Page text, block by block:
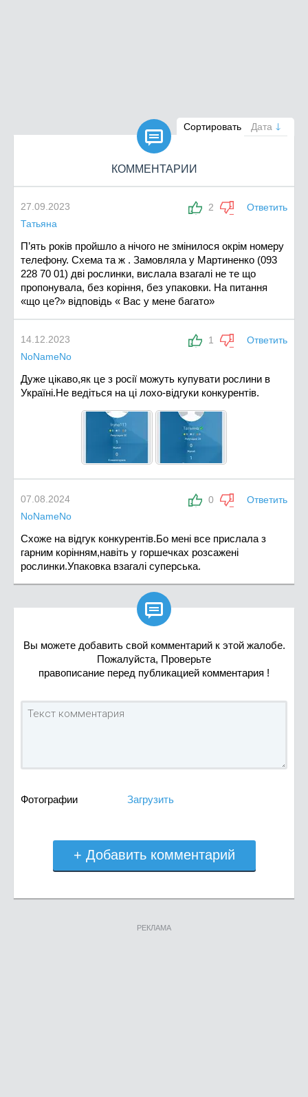
Сортировать Дата

КОММЕНТАРИИ
2 Ответить
27.09.2023
Татьяна
П’ять років пройшло а нічого не змінилося окрім номеру
телефону. Схема та ж . Замовляла у Мартиненко (093
228 70 01) дві рослинки, вислала взагалі не те що
пропонувала, без коріння, без упаковки. На питання
«що це?» відповідь « Вас у мене багато»
1 Ответить
14.12.2023
NoNameNo
Дуже цікаво,як це з росії можуть купувати рослини в
Україні.Не ведіться на ці лохо-відгуки конкурентів.
0 Ответить
07.08.2024
NoNameNo
Схоже на відгук конкурентів.Бо мені все прислала з
гарним корінням,навіть у горшечках розсажені
рослинки.Упаковка взагалі суперська.

Вы можете добавить свой комментарий к этой жалобе.
Пожалуйста, Проверьте
правописание перед публикацией комментария !
Фотографии Загрузить
+ Добавить комментарий
РЕКЛАМА